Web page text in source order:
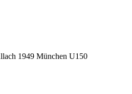
1949 München U150